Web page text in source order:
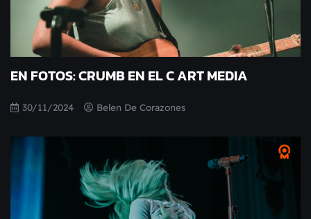
EN FOTOS: CRUMB EN EL C ART MEDIA
30/11/2024 Belen De Corazones